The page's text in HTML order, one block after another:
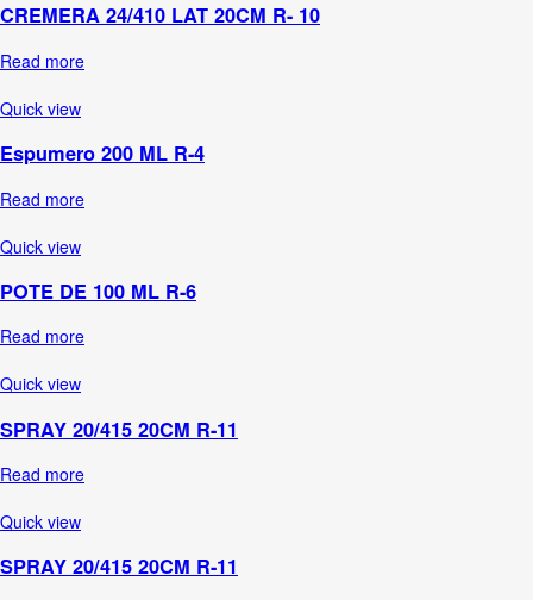
CREMERA 24/410 LAT 20CM R- 10
Read more
Quick view
Espumero 200 ML R-4
Read more
Quick view
POTE DE 100 ML R-6
Read more
Quick view
SPRAY 20/415 20CM R-11
Read more
Quick view
SPRAY 20/415 20CM R-11